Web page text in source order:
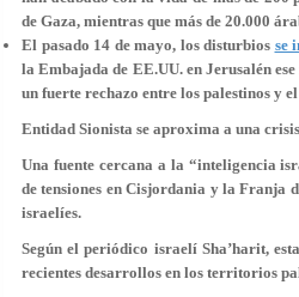
de Gaza, mientras que más de 20.000
El pasado 14 de mayo, los disturbios se
la Embajada de EE.UU. en Jerusalén
un fuerte rechazo entre los palestinos y
Entidad Sionista se aproxima a una
Una fuente cercana a la “inteligencia
de tensiones en Cisjordania y la Franja
israelíes.
Según el periódico israelí Sha’harit,
recientes desarrollos en los territorios